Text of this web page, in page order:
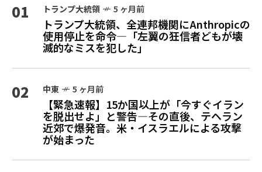
01 トランプ大統領 5 ヶ月前
トランプ大統領、全連邦機関にAnthropicの
使用停止を命令—「左翼の狂信者どもが壊
滅的なミスを犯した」
02 中東 5 ヶ月前
【緊急速報】15か国以上が「今すぐイラン
を脱出せよ」と警告—その直後、テヘラン
近郊で爆発音。米・イスラエルによる攻撃
が始まった